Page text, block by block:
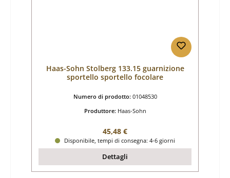
Haas-Sohn Stolberg 133.15 guarnizione
sportello sportello focolare
Numero di prodotto: 01048530
Produttore: Haas-Sohn
Prezzo normale:
45,48 €
Disponibile, tempi di consegna: 4-6 giorni
Dettagli